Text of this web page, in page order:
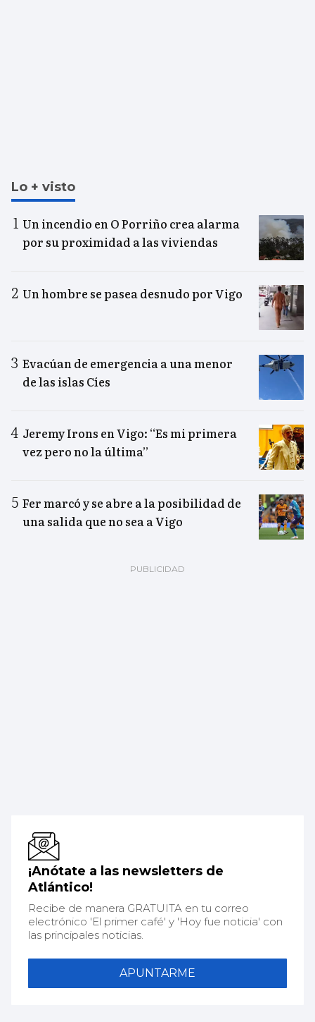
Lo + visto
Un incendio en O Porriño crea alarma
por su proximidad a las viviendas
Un hombre se pasea desnudo por Vigo
Evacúan de emergencia a una menor
de las islas Cíes
Jeremy Irons en Vigo: “Es mi primera
vez pero no la última”
Fer marcó y se abre a la posibilidad de
una salida que no sea a Vigo
¡Anótate a las newsletters de
Atlántico!
Recibe de manera GRATUITA en tu correo
electrónico 'El primer café' y 'Hoy fue noticia' con
las principales noticias.
APUNTARME